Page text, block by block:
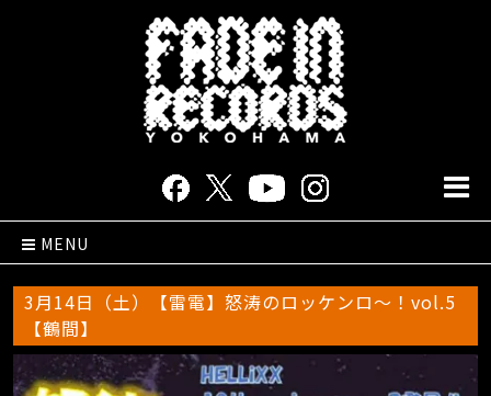
MENU
3月14日（土）【雷電】怒涛のロッケンロ〜！vol.5
【鶴間】